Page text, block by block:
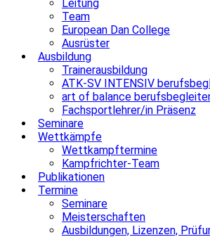
Leitung
Team
European Dan College
Ausrüster
Ausbildung
Trainerausbildung
ATK-SV INTENSIV
art of balance
Fachsportlehrer/in Präsenz
Seminare
Wettkämpfe
Wettkampftermine
Kampfrichter-Team
Publikationen
Termine
Seminare
Meisterschaften
Ausbildungen, Lizenzen,